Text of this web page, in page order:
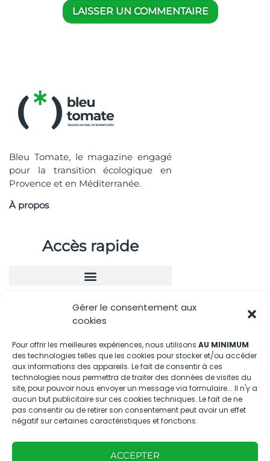
Gérer le consentement aux
cookies
Pour offrir les meilleures expériences, nous utilisons AU MINIMUM
des technologies telles que les cookies pour stocker et/ou accéder
aux informations des appareils. Le fait de consentir à ces
technologies nous permettra de traiter des données de visites du
site, pour pouvoir nous envoyer un message via formulaire... Il n'y a
aucun but publicitaire sur ces cookies techniques. Le fait de ne
pas consentir ou de retirer son consentement peut avoir un effet
négatif sur certaines caractéristiques et fonctions.
ACCEPTER
Bleu Tomate, le magazine engagé
pour la transition écologique en
Provence et en Méditerranée.
À propos
Accès rapide
Nous contacter
04.88.08.75.28
contactBT@bleu-tomate.fr
Kit média
Kit média Bleu Tomate